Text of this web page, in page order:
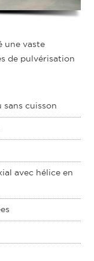
une vaste
de pulvérisation
sans cuisson
avec hélice en